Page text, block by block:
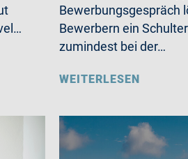
Bewerbungsgespräch
Bewerbern ein
zumindest bei der…
WEITERLESEN